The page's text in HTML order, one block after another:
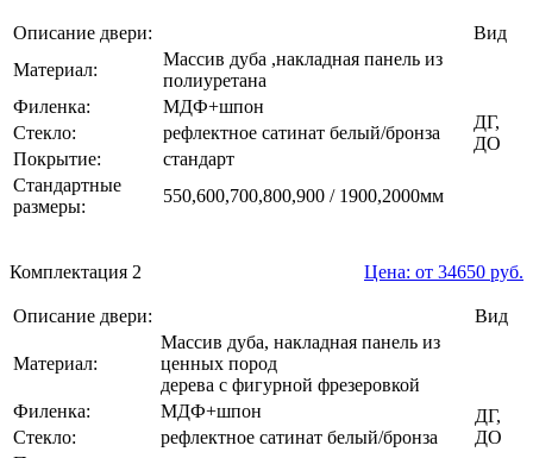
Описание двери:
Вид
Материал:
Массив дуба ,накладная панель из
полиуретана
ДГ,
ДО
Филенка:
МДФ+шпон
Стекло:
рефлектное сатинат белый/бронза
Покрытие:
стандарт
Стандартные
размеры:
550,600,700,800,900 / 1900,2000мм
Цена: от 34650 руб.
Комплектация 2
Описание двери: Вид
Материал:
Массив дуба, накладная панель из
ценных пород
дерева с фигурной фрезеровкой
ДГ,
ДО
Филенка:
МДФ+шпон
Стекло:
рефлектное сатинат белый/бронза